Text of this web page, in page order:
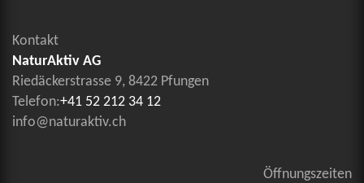
Kontakt
NaturAktiv AG
Riedäckerstrasse 9, 8422 Pfungen
Telefon:+41 52 212 34 12
info@naturaktiv.ch
Öffnungszeiten